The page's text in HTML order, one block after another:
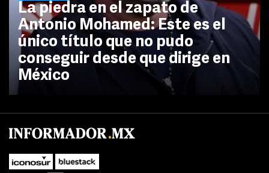
La piedra en el zapato de
Antonio Mohamed: Este es el
único título que no pudo
conseguir desde que dirige en
México